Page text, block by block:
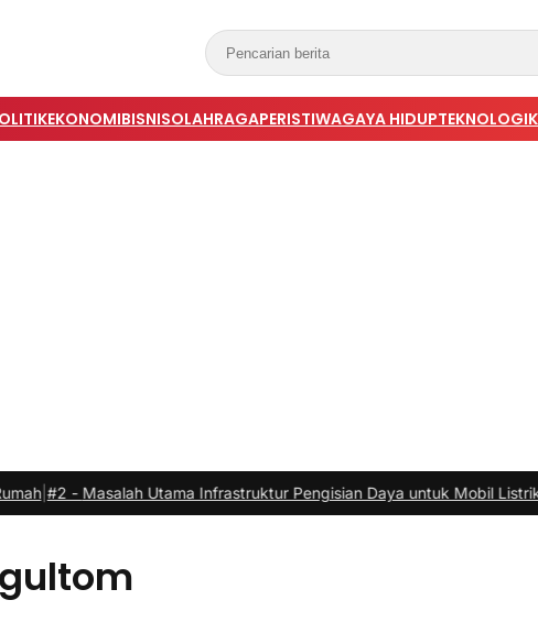
EKONOMIBISNISOLAHRAGAPERISTIWAGAYA HIDUPTEKNOLOGI
Masalah Utama Infrastruktur Pengisian Daya untuk Mobil Listrik yang